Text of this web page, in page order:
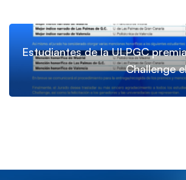
Estudiantes de la ULPGC
Challenge